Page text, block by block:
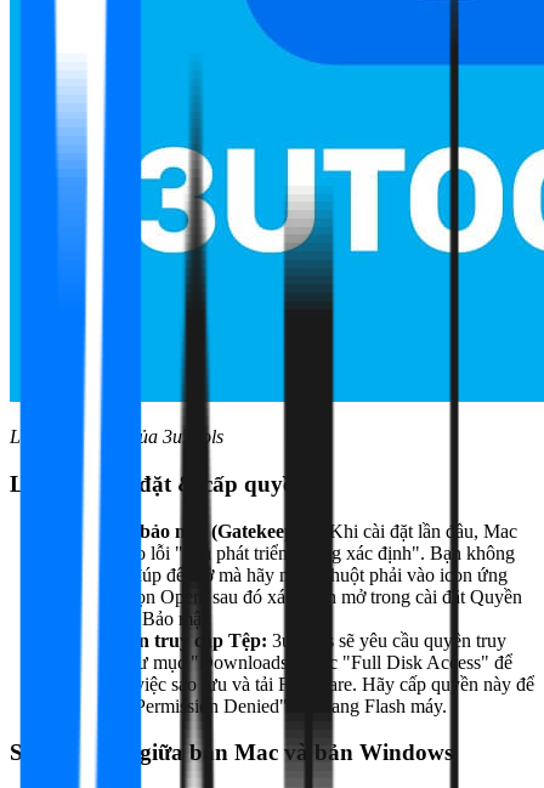
Lưu ý cần thiết của 3uTools
Lưu ý về cài đặt & cấp quyền
Vượt rào bảo mật (Gatekeeper):
Khi cài đặt lần đầu, Mac
thường báo lỗi "nhà phát triển không xác định". Bạn không
nên click đúp để mở mà hãy nhấn chuột phải vào icon ứng
dụng > chọn Open, sau đó xác nhận mở trong cài đặt Quyền
riêng tư & Bảo mật.
Cấp quyền truy cập Tệp: 3uTools sẽ yêu cầu quyền truy
cập vào thư mục "Downloads" hoặc "Full Disk Access" để
thực hiện việc sao lưu và tải Firmware. Hãy cấp quyền này để
tránh lỗi "Permission Denied" khi đang Flash máy.
Sự khác biệt giữa bản Mac và bản Windows